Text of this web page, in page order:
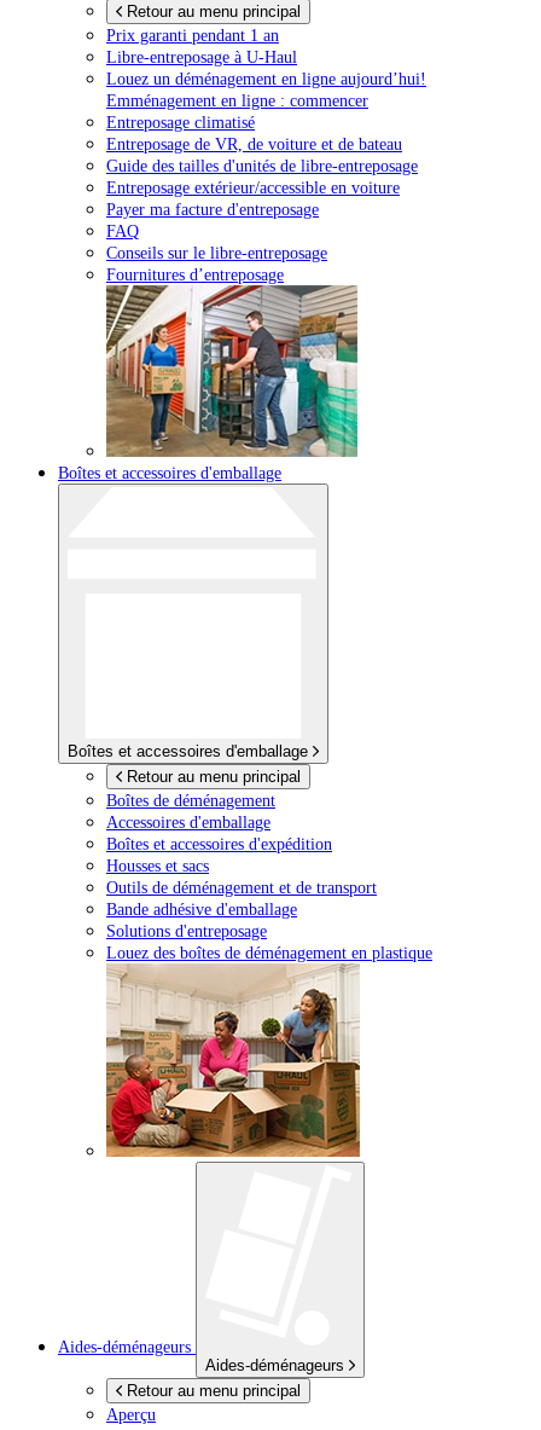
Retour au menu principal
Prix garanti pendant 1 an
Libre-entreposage à U-Haul
Louez un déménagement en ligne aujourd’hui!
Emménagement en ligne : commencer
Entreposage climatisé
Entreposage de VR, de voiture et de bateau
Guide des tailles d'unités de libre-entreposage
Entreposage extérieur/accessible en voiture
Payer ma facture d'entreposage
FAQ
Conseils sur le libre-entreposage
Fournitures d’entreposage
Boîtes et accessoires d'emballage
Boîtes et accessoires d'emballage
Retour au menu principal
Boîtes de déménagement
Accessoires d'emballage
Boîtes et accessoires d'expédition
Housses et sacs
Outils de déménagement et de transport
Bande adhésive d'emballage
Solutions d'entreposage
Louez des boîtes de déménagement en plastique
Aides-déménageurs
Aides-déménageurs
Retour au menu principal
Aperçu